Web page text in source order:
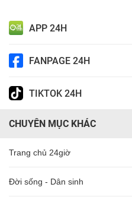
APP 24H
FANPAGE 24H
TIKTOK 24H
CHUYÊN MỤC KHÁC
Trang chủ 24giờ
Đời sống - Dân sinh